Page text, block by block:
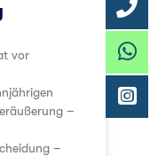
vor
–
–